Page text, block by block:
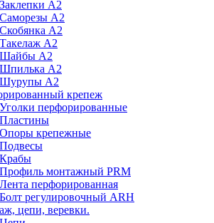
Заклепки А2
Саморезы А2
Скобянка А2
Такелаж А2
Шайбы А2
Шпилька А2
Шурупы А2
крепеж
Уголки перфорированные
Пластины
Опоры крепежные
Подвесы
Крабы
Профиль монтажный PRM
Лента перфорированная
Болт регулировочный ARH
цепи, веревки.